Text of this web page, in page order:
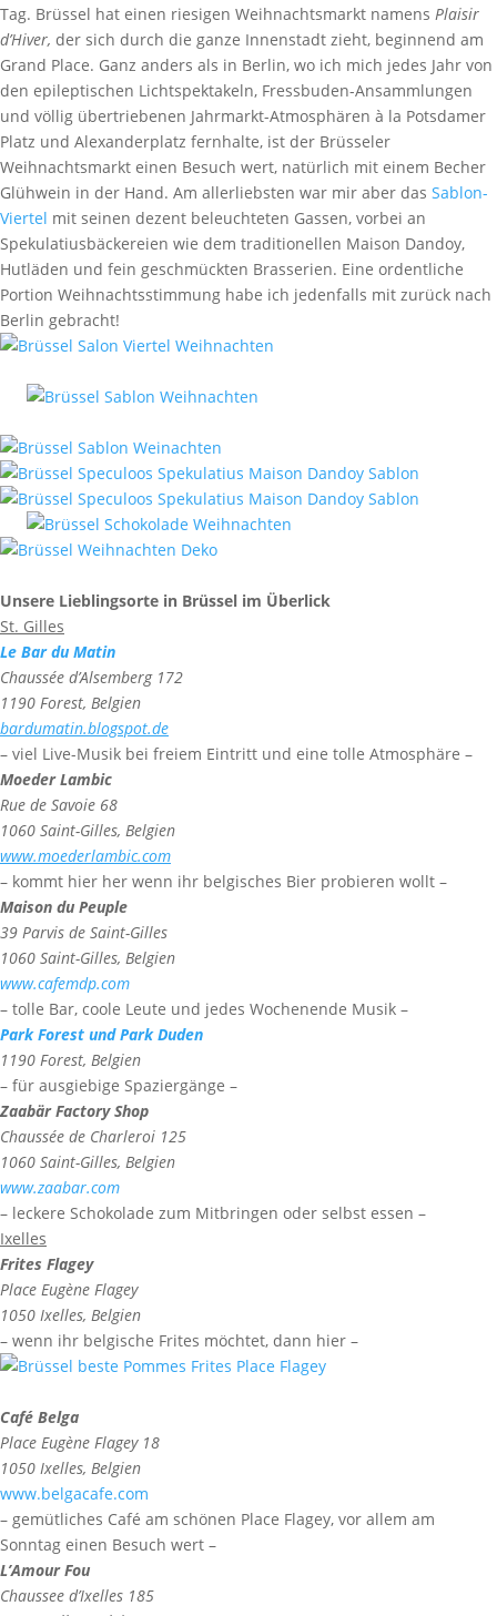
Tag. Brüssel hat einen riesigen Weihnachtsmarkt namens Plaisir
d’Hiver, der sich durch die ganze Innenstadt zieht, beginnend am
Grand Place. Ganz anders als in Berlin, wo ich mich jedes Jahr von
den epileptischen Lichtspektakeln, Fressbuden-Ansammlungen
und völlig übertriebenen Jahrmarkt-Atmosphären à la Potsdamer
Platz und Alexanderplatz fernhalte, ist der Brüsseler
Weihnachtsmarkt einen Besuch wert, natürlich mit einem Becher
Glühwein in der Hand. Am allerliebsten war mir aber das Sablon-
Viertel mit seinen dezent beleuchteten Gassen, vorbei an
Spekulatiusbäckereien wie dem traditionellen Maison Dandoy,
Hutläden und fein geschmückten Brasserien. Eine ordentliche
Portion Weihnachtsstimmung habe ich jedenfalls mit zurück nach
Berlin gebracht!
Unsere Lieblingsorte in Brüssel im Überlick
St. Gilles
Le Bar du Matin
Chaussée d’Alsemberg 172
1190 Forest, Belgien
bardumatin.blogspot.de
– viel Live-Musik bei freiem Eintritt und eine tolle Atmosphäre –
Moeder Lambic
Rue de Savoie 68
1060 Saint-Gilles, Belgien
www.moederlambic.com
– kommt hier her wenn ihr belgisches Bier probieren wollt –
Maison du Peuple
39 Parvis de Saint-Gilles
1060 Saint-Gilles, Belgien
www.cafemdp.com
– tolle Bar, coole Leute und jedes Wochenende Musik –
Park Forest und Park Duden
1190 Forest, Belgien
– für ausgiebige Spaziergänge –
Zaabär Factory Shop
Chaussée de Charleroi 125
1060 Saint-Gilles, Belgien
www.zaabar.com
– leckere Schokolade zum Mitbringen oder selbst essen –
Ixelles
Frites Flagey
Place Eugène Flagey
1050 Ixelles, Belgien
– wenn ihr belgische Frites möchtet, dann hier –
Café Belga
Place Eugène Flagey 18
1050 Ixelles, Belgien
www.belgacafe.com
– gemütliches Café am schönen Place Flagey, vor allem am
Sonntag einen Besuch wert –
L’Amour Fou
Chaussee d’Ixelles 185